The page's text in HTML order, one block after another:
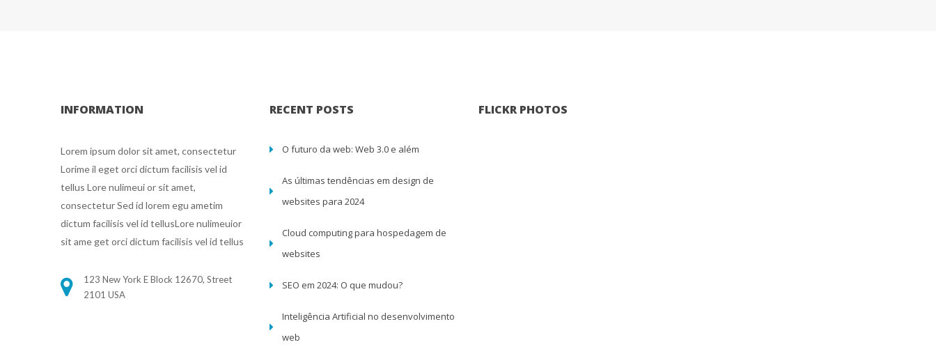
INFORMATION
Lorem ipsum dolor sit amet, consectetur
Lorime il eget orci dictum facilisis vel id
tellus Lore nulimeui or sit amet,
consectetur Sed id lorem egu ametim
dictum facilisis vel id tellusLore nulimeuior
it ame get orci dictum facilisis vel id tellu
123 New York E Block 12670, Street
2101 USA
RECENT POSTS
O futuro da web: Web 3.0 e além
As últimas tendências em design de
websites para 2024
Cloud computing para hospedagem de
website
SEO em 2024: O que mudou?
Inteligência Artificial no desenvolvimento
web
FLICKR PHOTOS